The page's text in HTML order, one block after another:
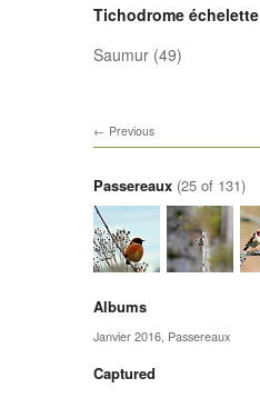
Tichodrome échelette
Saumur (49)
Previous
Passereaux (25 of 131)
Albums
Janvier 2016 Passereaux
Captured